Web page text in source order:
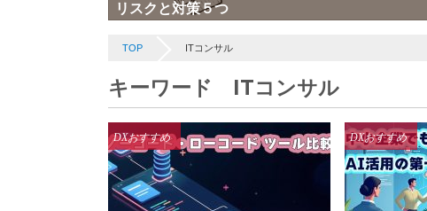
リスクと対策５つ
TOP ITコンサル
キーワード ITコンサル
Categories
DXおすすめ Categories
DXおすすめ